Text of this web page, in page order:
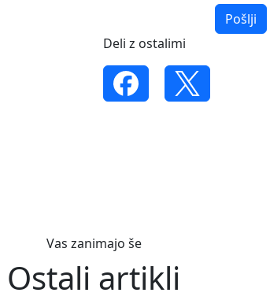
Pošlji
Deli z ostalimi
Vas zanimajo še
Ostali artikli